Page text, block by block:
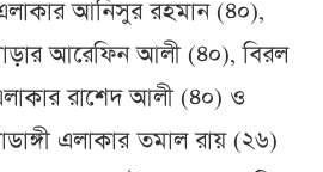
আনিসুর রহমান (৪০),
আরেফিন আলী (৪০), বিরল
রাশেদ আলী (৪০) ও
এলাকার তমাল রায় (২৬)